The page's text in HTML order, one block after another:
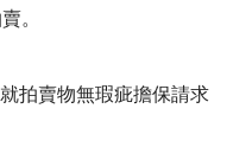
。
拍賣物無瑕疵擔保請求